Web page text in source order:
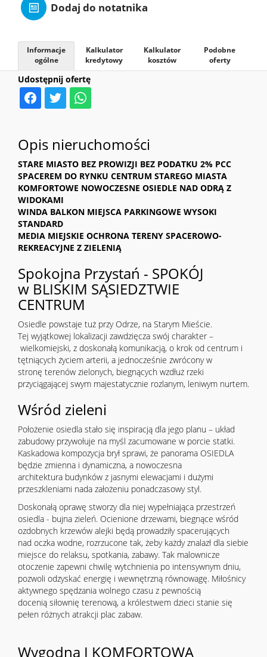
Dodaj do notatnika
Udostępnij ofertę
Informacje
ogólne
Kalkulator
kredytowy
Kalkulator
kosztów
Podobne
oferty
Opis nieruchomości
STARE MIASTO BEZ PROWIZJI BEZ PODATKU 2% PCC
SPACEREM DO RYNKU CENTRUM STAREGO MIASTA
KOMFORTOWE NOWOCZESNE OSIEDLE NAD ODRĄ Z
WIDOKAMI
WINDA BALKON MIEJSCA PARKINGOWE WYSOKI
STANDARD
MEDIA MIEJSKIE OCHRONA TERENY SPACEROWO-
REKREACYJNE Z ZIELENIĄ
Spokojna Przystań - SPOKÓJ
w BLISKIM SĄSIEDZTWIE
CENTRUM
Osiedle powstaje tuż przy Odrze, na Starym Mieście.
Tej wyjątkowej lokalizacji zawdzięcza swój charakter –
wielkomiejski, z doskonałą komunikacją, o krok od centrum i
tętniących życiem arterii, a jednocześnie zwrócony w
stronę terenów zielonych, biegnących wzdłuż rzeki
przyciągającej swym majestatycznie rozlanym, leniwym nurtem.
Wśród zieleni
Położenie osiedla stało się inspiracją dla jego planu – układ
zabudowy przywołuje na myśl zacumowane w porcie statki.
Kaskadowa kompozycja brył sprawi, że panorama OSIEDLA
będzie zmienna i dynamiczna, a nowoczesna
architektura budynków z jasnymi elewacjami i dużymi
przeszkleniami nada założeniu ponadczasowy styl.
Doskonałą oprawę stworzy dla niej wypełniająca przestrzeń
osiedla - bujna zieleń. Ocienione drzewami, biegnące wśród
ozdobnych krzewów alejki będą prowadziły spacerujących
nad oczka wodne, rozrzucone tak, żeby każdy znalazł dla siebie
miejsce do relaksu, spotkania, zabawy. Tak malownicze
otoczenie zapewni chwilę wytchnienia po intensywnym dniu,
pozwoli odzyskać energię i wewnętrzną równowagę. Miłośnicy
aktywnego spędzania wolnego czasu z pewnością
docenią siłownię terenową, a królestwem dzieci stanie się
pełen różnych atrakcji plac zabaw.
Wygodna I KOMFORTOWA